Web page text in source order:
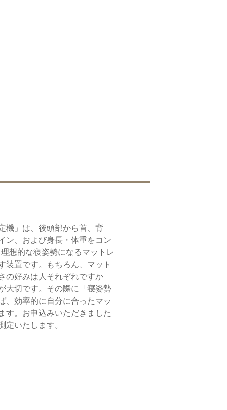
機」は、後頭部から首、背
ン、および身長・体重をコン
想的な寝姿勢になるマットレ
装置です。もちろん、マット
の好みは人それぞれですか
大切です。その際に「寝姿勢
、効率的に自分に合ったマッ
す。お申込みいただきました
定いたします。